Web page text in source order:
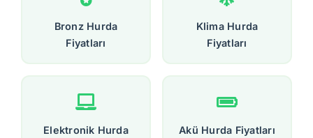
Bronz Hurda
Fiyatları
Klima Hurda
Fiyatları
Elektronik Hurda
Akü Hurda Fiyatları